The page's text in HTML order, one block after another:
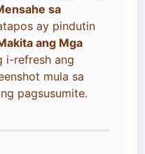
sa
ay pindutin
ang Mga
i-refresh ang
mula sa
pagsusumite.